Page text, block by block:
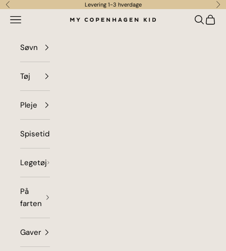
Spring til indhold
Forrige Levering 1-3 hverdage
my copenhagen kid
Menu Søg
Søvn
Tøj
Pleje
Spisetid
Legetøj
På
farten
Gaver